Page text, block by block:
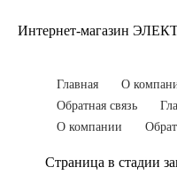
Интернет-магазин
Главная
О
Обратная связь
О компании
Страница в стадии